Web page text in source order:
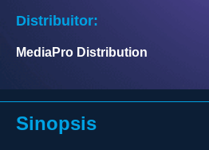
Distribuitor:
MediaPro Distribution
Sinopsis